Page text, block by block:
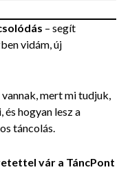
– segít
vidám, új
mert mi tudjuk,
hogyan lesz a
táncolás.
vár a TáncPont